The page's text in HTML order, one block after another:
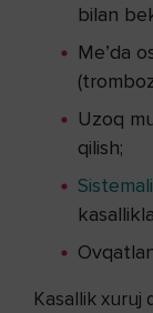
bilan
Me’da
Uzoq
qilish;
Kasallik xuruj